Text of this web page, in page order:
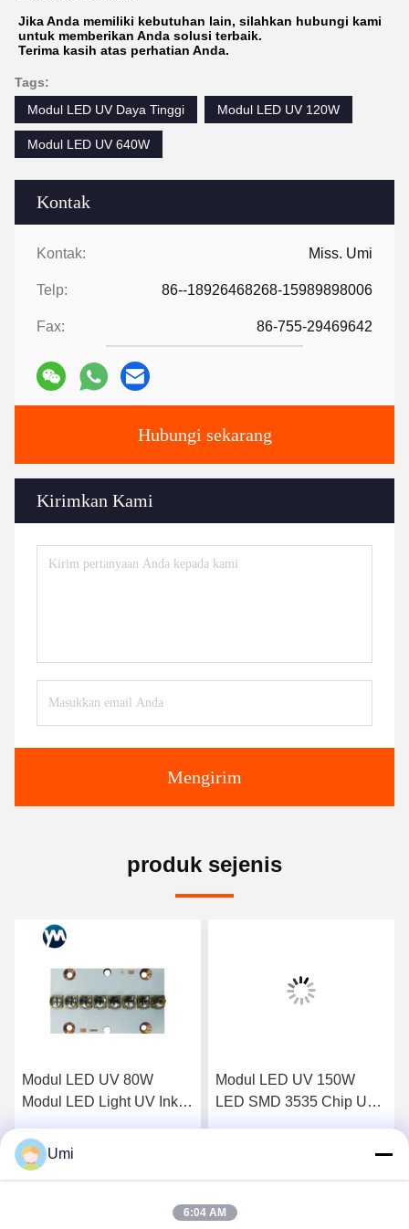
Kontak
Kontak: Miss. Umi
Telp: 86--18926468268-15989898006
Fax: 86-755-29469642
Hubungi sekarang
Kirimkan Kami
Mengirim
Jika Anda memiliki kebutuhan lain, silahkan hubungi kami
untuk memberikan Anda solusi terbaik.
Terima kasih atas perhatian Anda.
Tags:
Modul LED UV Daya Tinggi
Modul LED UV 120W
Modul LED UV 640W
produk sejenis
Modul LED UV 80W
Modul LED Light UV Ink
Percetakan Lensa Kuarsa
Modul LED UV 150W
LED SMD 3535 Chip UV
Umi
6:04 AM